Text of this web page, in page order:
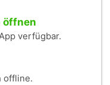
öffnen
verfügbar.
offline.